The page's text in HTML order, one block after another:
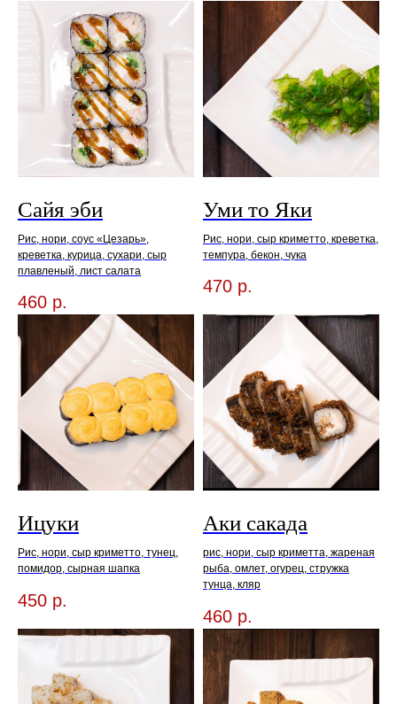
Сайя эби
Рис, нори, соус «Цезарь»,
креветка, курица, сухари, сыр
плавленый, лист салата
460 р.
Уми то Яки
Рис, нори, сыр криметто, креветка,
темпура, бекон, чука
470 р.
Ицуки
Рис, нори, сыр криметто, тунец,
помидор, сырная шапка
450 р.
Аки сакада
рис, нори, сыр криметта, жареная
рыба, омлет, огурец, стружка
тунца, кляр
460 р.